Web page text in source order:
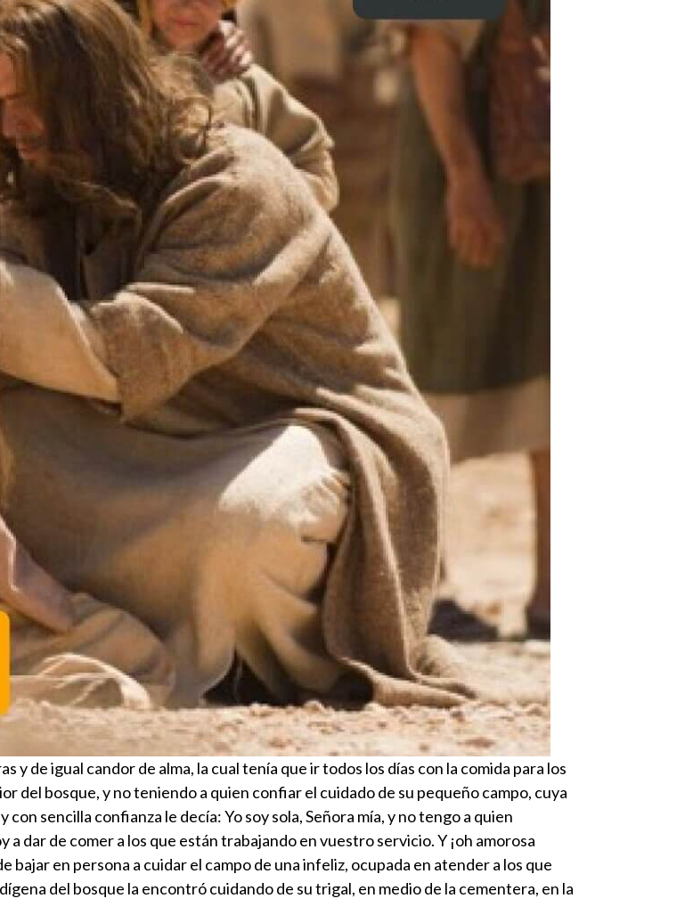
y de igual candor de alma, la cual tenía que ir todos los días con la comida para los
del bosque, y no teniendo a quien confiar el cuidado de su pequeño campo, cuya
con sencilla confianza le decía: Yo soy sola, Señora mía, y no tengo a quien
dar de comer a los que están trabajando en vuestro servicio. Y ¡oh amorosa
bajar en persona a cuidar el campo de una infeliz, ocupada en atender a los que
del bosque la encontró cuidando de su trigal, en medio de la cementera, en la